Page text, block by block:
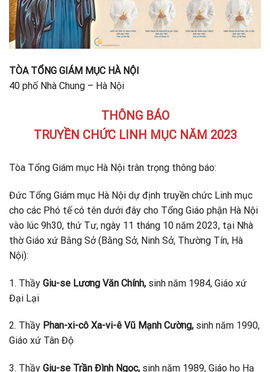
TÒA TỔNG GIÁM MỤC HÀ NỘI
40 phố Nhà Chung – Hà Nội
THÔNG BÁO
TRUYỀN CHỨC LINH MỤC NĂM 2023
Tòa Tổng Giám mục Hà Nội trân trọng thông báo:
Đức Tổng Giám mục Hà Nội dự định truyền chức Linh mục
cho các Phó tế có tên dưới đây cho Tổng Giáo phận Hà Nội
vào lúc 9h30, thứ Tư, ngày 11 tháng 10 năm 2023, tại Nhà
thờ Giáo xứ Bằng Sở (Bằng Sở, Ninh Sở, Thường Tín, Hà
Nội):
1. Thầy Giu-se Lương Văn Chính, sinh năm 1984, Giáo xứ
Đại Lại
2. Thầy Phan-xi-cô Xa-vi-ê Vũ Mạnh Cường, sinh năm 1990,
Giáo xứ Tân Độ
3. Thầy Giu-se Trần Đình Ngọc, sinh năm 1989, Giáo họ Hạ